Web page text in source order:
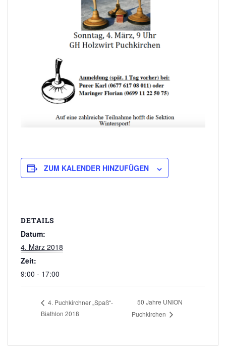
ZUM KALENDER HINZUFÜGEN
DETAILS
Datum:
4. März 2018
Zeit:
9:00 - 17:00
4. Puchkirchner „Spaß“-
Biathlon 2018
50 Jahre UNION
Puchkirchen